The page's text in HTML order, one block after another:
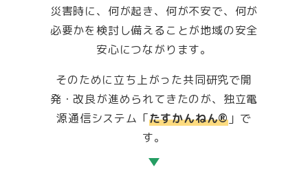
災害時に、何が起き、何が不安で、何が
必要かを検討し備えることが地域の安全
安心につながります。
そのために立ち上がった共同研究で開
発・改良が進められてきたのが、独立電
源通信システム「たすかんねん® 」で
す。